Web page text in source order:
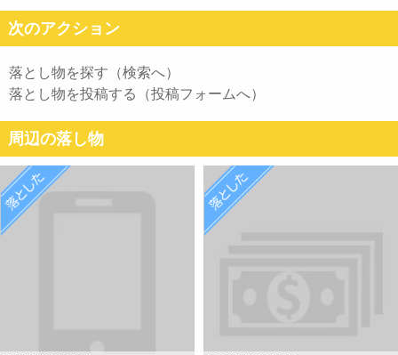
次のアクション
落とし物を探す（検索へ）
落とし物を投稿する（投稿フォームへ）
周辺の落し物